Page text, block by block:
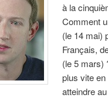
à la
Comment
(le 14 mai)
Français,
(le 5 mars)
plus vite
atteindre